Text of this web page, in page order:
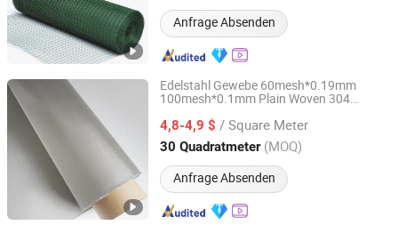
Anfrage Absenden
Edelstahl Gewebe 60mesh*0.19mm
100mesh*0.1mm Plain Woven 304
4,8-4,9 $ / Square Meter
30 Quadratmeter (MOQ)
Anfrage Absenden
Anping County Bolin Metal Wire Mesh Co., Ltd.
Hebei, China Seit 2025